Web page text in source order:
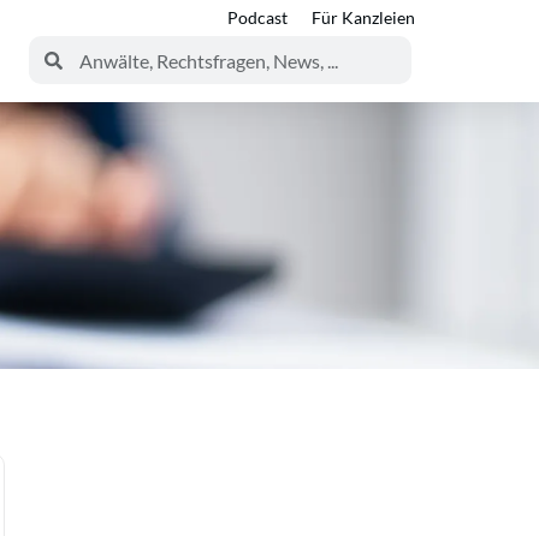
Podcast Für Kanzleien